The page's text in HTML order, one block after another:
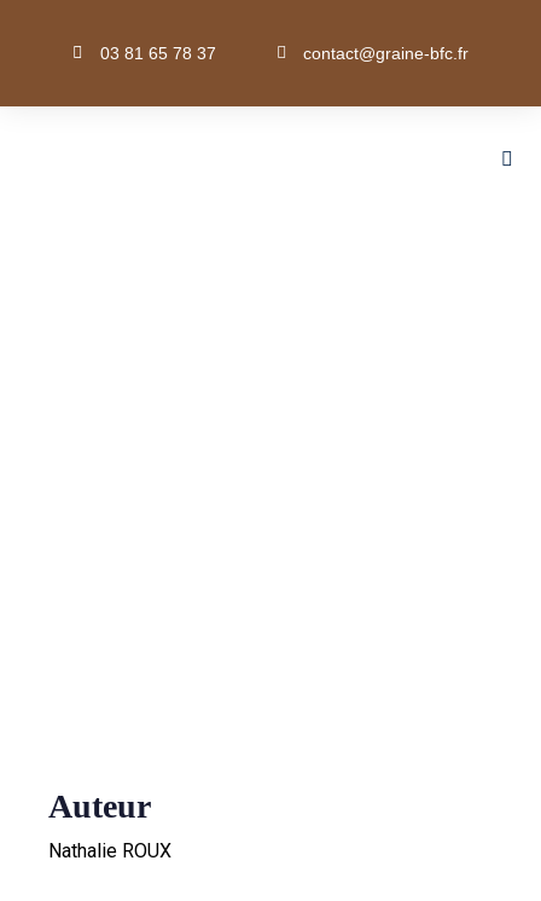
03 81 65 78 37 contact@graine-bfc.fr
Auteur
Nathalie ROUX